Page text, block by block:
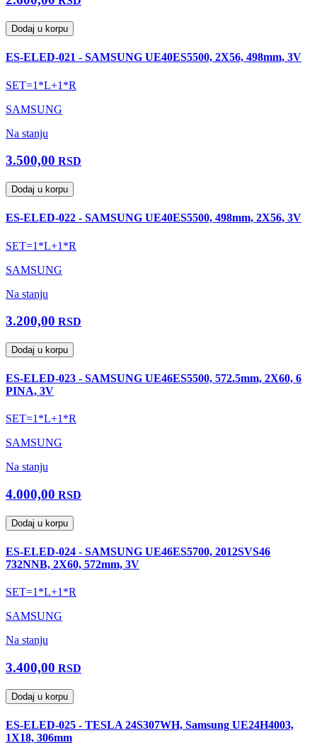
Dodaj u korpu
ES-ELED-021 - SAMSUNG UE40ES5500, 2X56, 498mm, 3V
SET=1*L+1*R
SAMSUNG
Na stanju
3.500,00 RSD
Dodaj u korpu
ES-ELED-022 - SAMSUNG UE40ES5500, 498mm, 2X56, 3V
SET=1*L+1*R
SAMSUNG
Na stanju
3.200,00 RSD
Dodaj u korpu
ES-ELED-023 - SAMSUNG UE46ES5500, 572.5mm, 2X60, 6
PINA, 3V
SET=1*L+1*R
SAMSUNG
Na stanju
4.000,00 RSD
Dodaj u korpu
ES-ELED-024 - SAMSUNG UE46ES5700, 2012SVS46
732NNB, 2X60, 572mm, 3V
SET=1*L+1*R
SAMSUNG
Na stanju
3.400,00 RSD
Dodaj u korpu
ES-ELED-025 - TESLA 24S307WH, Samsung UE24H4003,
1X18, 306mm